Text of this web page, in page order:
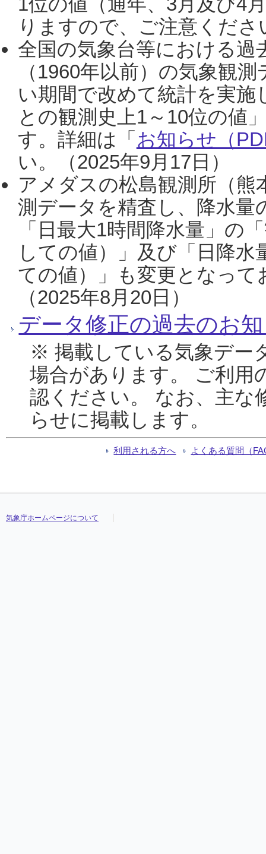
りますので、ご注意くだ
全国の気象台等における過
（1960年以前）の気象観
い期間で改めて統計を実
との観測史上1～10位の値
す。詳細は「 お知らせ（
い。（2025年9月17日）
アメダスの松島観測所（熊
測データを精査し、降水
「日最大1時間降水量」の
しての値）」及び「日降
ての値）」も変更となっ
（2025年8月20日）
データ修正の過去のお
※ 掲載している気象デー
場合があります。 ご利用
認ください。 なお、主な
らせに掲載します。
利用される方へ よくある質問（
気象庁ホームページについて